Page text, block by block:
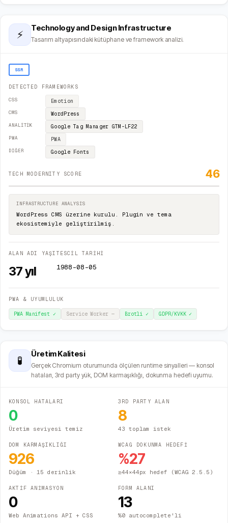
⚡
Technology and Design Infrastructure
Tasarım altyapısındaki kütüphane ve framework analizi.
SSR
DETECTED FRAMEWORKS
CSS Emotion
CMS WordPress
ANALITIK Google Tag Manager GTM-LF22
PWA PWA
DIĞER Google Fonts
TECH MODERNITY SCORE 46
INFRASTRUCTURE ANALYSIS
WordPress CMS üzerine kurulu. Plugin ve tema
ekosistemiyle geliştirilmiş.
ALAN ADI YAŞI
37yıl
TESCİL TARİHİ
1988-08-05
PWA & UYUMLULUK
PWA Manifest✓ Service Worker — Brotli✓ GDPR/KVKK✓
🧪
Üretim Kalitesi
Gerçek Chromium oturumunda ölçülen runtime sinyalleri — konsol
hataları, 3rd party yük, DOM karmaşıklığı, dokunma hedefi uyumu.
KONSOL HATALARI
0
Üretim seviyesi temiz
3RD PARTY ALAN
8
43 toplam istek
DOM KARMAŞIKLIĞI
926
Düğüm · 15 derinlik
WCAG DOKUNMA HEDEFİ
%27
≥44×44px hedef (WCAG 2.5.5)
AKTİF ANİMASYON
0
Web Animations API + CSS
FORM ALANI
13
%0 autocomplete'li